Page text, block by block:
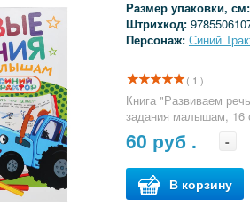
Размер упаковки,
Штрихкод:
Персонаж: Синий
( 1 )
Книга "Развиваем
задания малышам, 16
60 руб . -
В корзину